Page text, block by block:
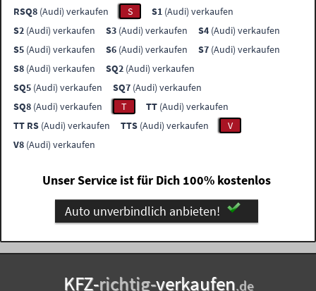
RSQ8 (Audi) verkaufen S S1 (Audi) verkaufen
S2 (Audi) verkaufen S3 (Audi) verkaufen S4 (Audi) verkaufen
S5 (Audi) verkaufen S6 (Audi) verkaufen S7 (Audi) verkaufen
S8 (Audi) verkaufen SQ2 (Audi) verkaufen
SQ5 (Audi) verkaufen SQ7 (Audi) verkaufen
SQ8 (Audi) verkaufen T TT (Audi) verkaufen
TT RS (Audi) verkaufen TTS (Audi) verkaufen
V
V8 (Audi) verkaufen
Unser Service ist für Dich 100% kostenlos
Auto unverbindlich anbieten!
KFZ-richtig-verkaufen.de